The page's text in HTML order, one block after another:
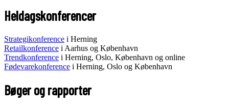
Heldagskonferencer
Strategikonference i Herning
Retailkonference i Aarhus og København
Trendkonference i Herning, Oslo, København og online
Fødevarekonference i Herning, Oslo og København
Bøger og rapporter